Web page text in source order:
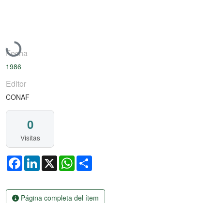
Cargando...
Fecha
1986
Editor
CONAF
0
Visitas
FacebookLinkedIn
X WhatsApp
Página completa del ítem